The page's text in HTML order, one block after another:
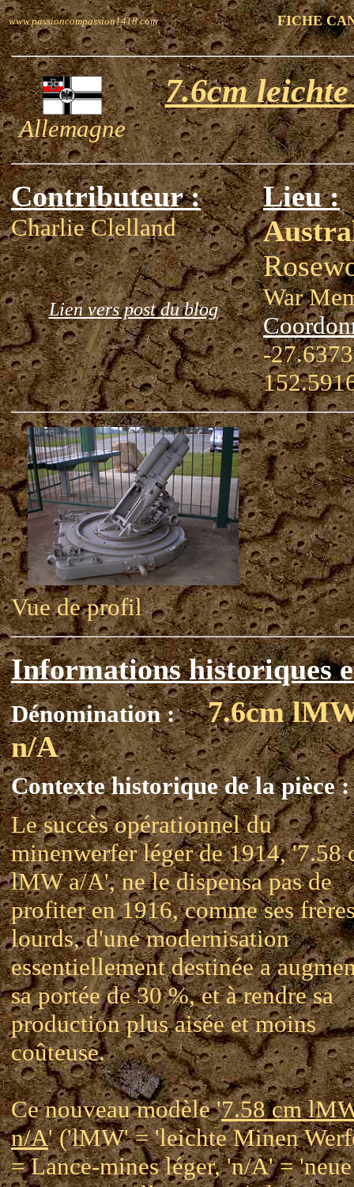
www.passioncompassion1418.com FICHE
Allemagne
7.6cm
Contributeur :
Charlie Clelland
Lien vers post du blog
Lieu :
War
-
Vue de profil
Informations historiques
Dénomination :
7.6cm
n/A
Contexte historique de la pièce :
Le succès opérationnel du
minenwerfer léger de 1914, '7.58
lMW a/A', ne le dispensa pas de
profiter en 1916, comme ses
lourds, d'une modernisation
essentiellement destinée a
sa portée de 30 %, et à rendre sa
production plus aisée et moins
coûteuse.
Ce nouveau modèle '7.58 cm
n/A' ('lMW' = 'leichte Minen
= Lance-mines léger, 'n/A' = 'neue